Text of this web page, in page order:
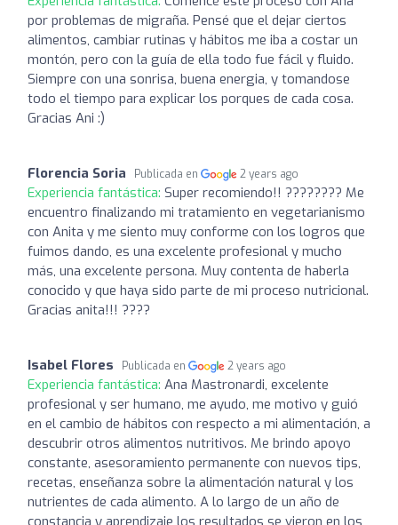
por problemas de migraña. Pensé que el dejar ciertos
alimentos, cambiar rutinas y hábitos me iba a costar un
montón, pero con la guía de ella todo fue fácil y fluido.
Siempre con una sonrisa, buena energia, y tomandose
todo el tiempo para explicar los porques de cada cosa.
Gracias Ani :)
Florencia Soria Publicada en 2 years ago
Experiencia fantástica: Super recomiendo!! ???????? Me
encuentro finalizando mi tratamiento en vegetarianismo
con Anita y me siento muy conforme con los logros que
fuimos dando, es una excelente profesional y mucho
más, una excelente persona. Muy contenta de haberla
conocido y que haya sido parte de mi proceso nutricional.
Gracias anita!!! ????
Isabel Flores Publicada en 2 years ago
Experiencia fantástica: Ana Mastronardi, excelente
profesional y ser humano, me ayudo, me motivo y guió
en el cambio de hábitos con respecto a mi alimentación, a
descubrir otros alimentos nutritivos. Me brindo apoyo
constante, asesoramiento permanente con nuevos tips,
recetas, enseñanza sobre la alimentación natural y los
nutrientes de cada alimento. A lo largo de un año de
constancia y aprendizaje los resultados se vieron en los